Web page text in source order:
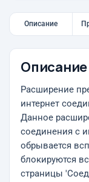
Описание
Описание
Расширение
интернет
Данное
соединения с
обрывается
блокируются
страницы